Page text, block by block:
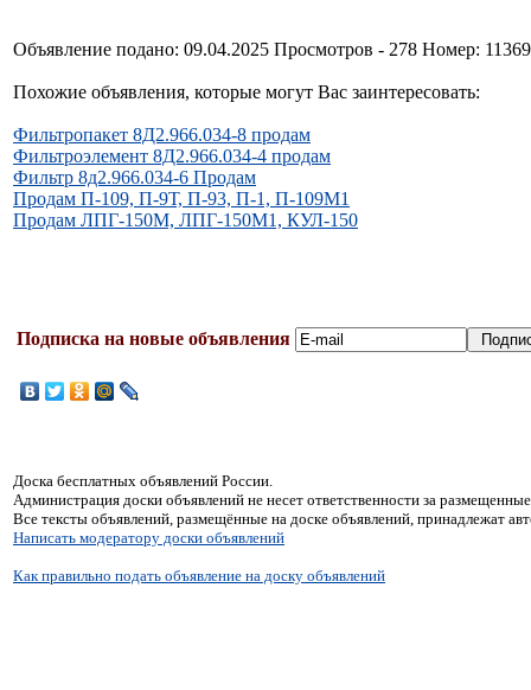
Объявление подано: 09.04.2025 Просмотров - 278 Номер:
Похожие объявления, которые могут Вас заинтересовать:
Фильтропакет 8Д2.966.034-8 продам
Фильтроэлемент 8Д2.966.034-4 продам
Фильтр 8д2.966.034-6 Продам
Продам П-109, П-9Т, П-93, П-1, П-109М1
Продам ЛПГ-150М, ЛПГ-150М1, КУЛ-150
Подписка на новые объявления
Доска бесплатных объявлений России.
Администрация доски объявлений не несет ответственности за
Все тексты объявлений, размещённые на доске объявлений, принадлежат
Написать модератору доски объявлений
Как правильно подать объявление на доску объявлений